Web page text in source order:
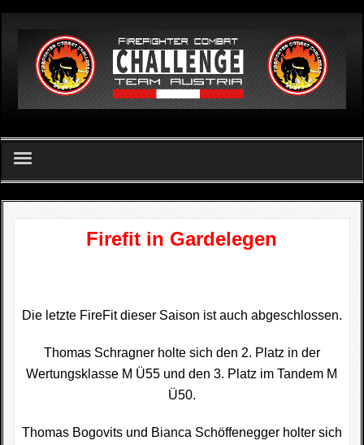
Home
FCC Team Austria - Verein
FCC Apetlon 2026
Ergebnislisten
Fotogallerie
Firefit in Gardelegen
Die letzte FireFit dieser Saison ist auch abgeschlossen.
Thomas Schragner holte sich den 2. Platz in der
Wertungsklasse M Ü55 und den 3. Platz im Tandem M
Ü50.
Thomas Bogovits und Bianca Schöffenegger holter sich